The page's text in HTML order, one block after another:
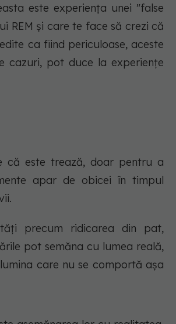
este experiența unei "false
REM și care te face să crezi că
ca fiind periculoase, aceste
cazuri, pot duce la experiențe
că este trează, doar pentru a
apar de obicei în timpul
precum ridicarea din pat,
pot semăna cu lumea reală,
care nu se comportă așa